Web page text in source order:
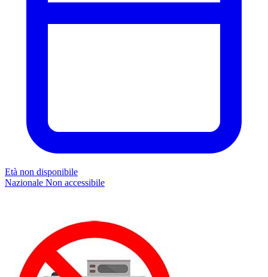
Età non disponibile
Nazionale Non accessibile